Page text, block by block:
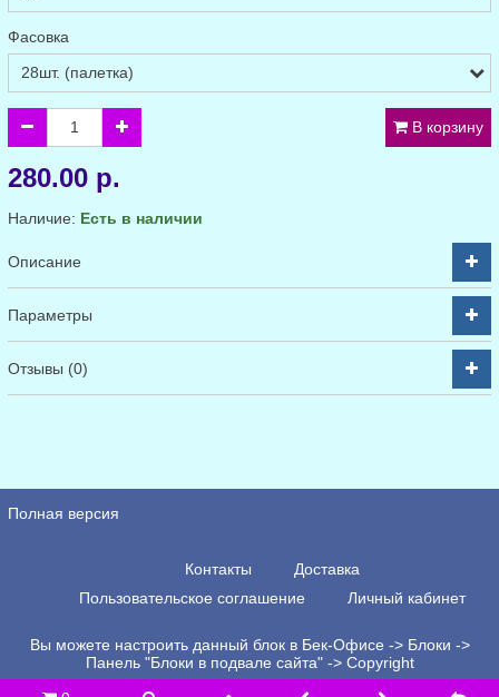
Фасовка
В корзину
280.00 р.
Наличие: Есть в наличии
Описание
Параметры
Отзывы (0)
Полная версия
Контакты
Доставка
Пользовательское соглашение
Личный кабинет
Вы можете настроить данный блок в Бек-Офисе -> Блоки ->
Панель "Блоки в подвале сайта" -> Copyright